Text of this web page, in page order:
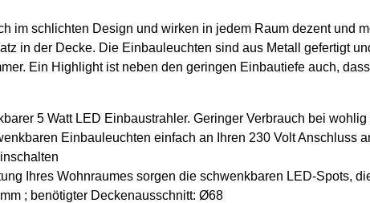
im schlichten Design und wirken in jedem Raum dezent und
in der Decke. Die Einbauleuchten sind aus Metall gefertigt
Ein Highlight ist neben den geringen Einbautiefe auch,
5 Watt LED Einbaustrahler. Geringer Verbrauch bei
Einbauleuchten einfach an Ihren 230 Volt Anschluss
Ihres Wohnraumes sorgen die schwenkbaren LED-Spots,
; benötigter Deckenausschnitt: Ø68